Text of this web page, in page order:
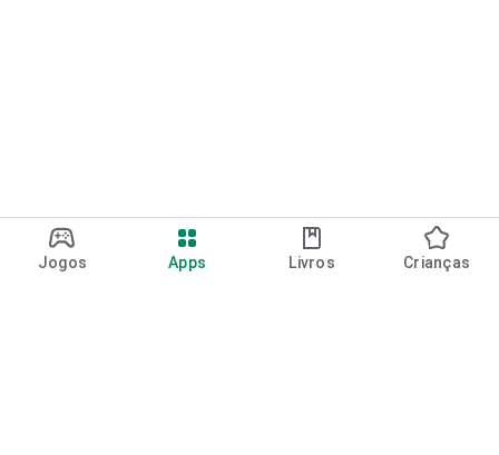
Jogos Apps Livros Crianças